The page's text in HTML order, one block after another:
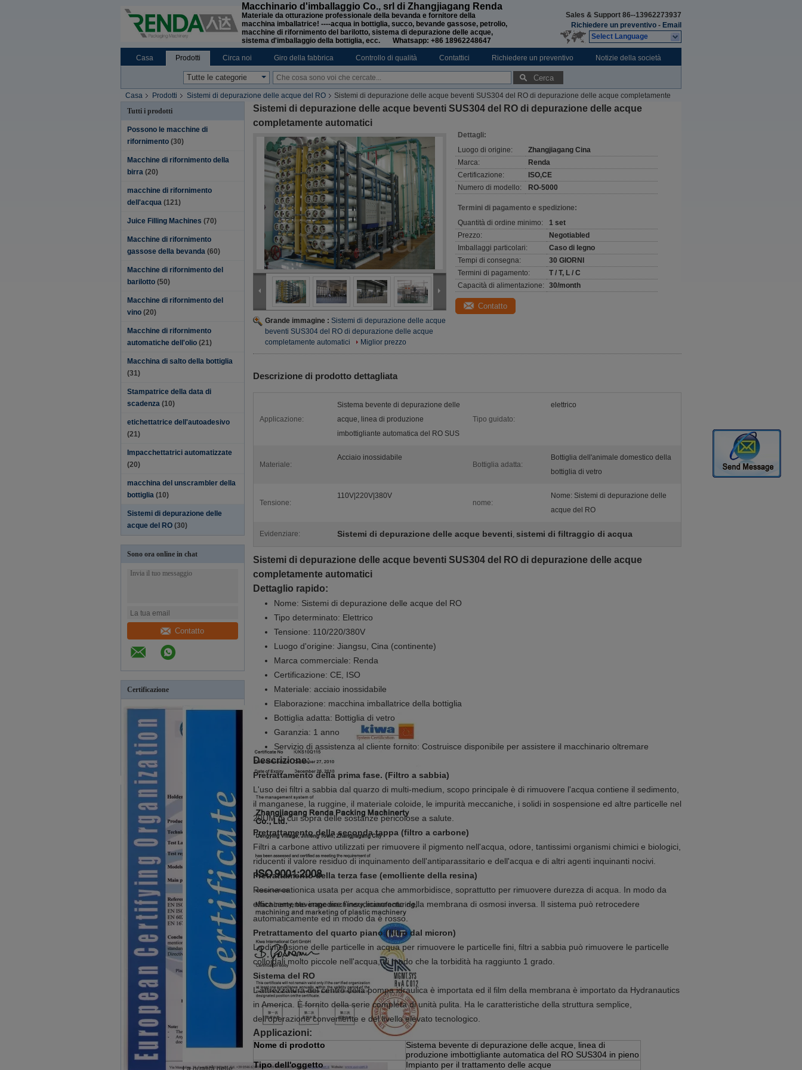
Macchinario d'imballaggio Co., srl di Zhangjiagang Renda
Materiale da otturazione professionale della bevanda e fornitore della
macchina imballatrice! ----acqua in bottiglia, succo, bevande gassose, petrolio,
macchine di rifornimento del barilotto, sistema di depurazione delle acque,
sistema d'imballaggio della bottiglia, ecc. Whatsapp: +86 18962248647
Sales & Support 86--13962273937
Richiedere un preventivo - Email
Select Language
Casa Prodotti Circa noi Giro della fabbrica Controllo di qualità Contattici Richiedere un preventivo Notizie della società
Cerca
Casa Prodotti Sistemi di depurazione delle acque del RO
Sistemi di depurazione delle acque beventi SUS304 del RO di depurazione delle acque completamente
automatici
Tutti i prodotti
Possono le macchine di
rifornimento (30)
Macchine di rifornimento della
birra (20)
macchine di rifornimento
dell'acqua (121)
Juice Filling Machines (70)
Macchine di rifornimento
gassose della bevanda (60)
Macchine di rifornimento del
barilotto (50)
Macchine di rifornimento del
vino (20)
Macchine di rifornimento
automatiche dell'olio (21)
Macchina di salto della bottiglia
(31)
Stampatrice della data di
scadenza (10)
etichettatrice dell'autoadesivo
(21)
Impacchettatrici automatizzate
(20)
macchina del unscrambler della
bottiglia (10)
Sistemi di depurazione delle
acque del RO (30)
Sono ora online in chat
Contatto
Certificazione
Sistemi di depurazione delle acque beventi SUS304 del RO di depurazione delle acque
completamente automatici
Grande immagine : Sistemi di depurazione delle acque
beventi SUS304 del RO di depurazione delle acque
completamente automatici
Miglior prezzo
Dettagli:
Luogo di origine:
Zhangjiagang Cina
Marca:
Renda
Certificazione:
ISO,CE
Numero di modello:
RO-5000
Termini di pagamento e spedizione:
Quantità di ordine minimo:
1 set
Prezzo:
Negotiabled
Imballaggi particolari:
Caso di legno
Tempi di consegna:
30 GIORNI
Termini di pagamento:
T / T, L / C
Capacità di alimentazione: 30/month
Contatto
Descrizione di prodotto dettagliata
Applicazione:
Sistema bevente di depurazione delle
acque, linea di produzione
imbottigliante automatica del RO SUS
Tipo guidato:
elettrico
Materiale:
Acciaio inossidabile
Bottiglia adatta:
Bottiglia dell'animale domestico della
bottiglia di vetro
Tensione:
110V|220V|380V
nome:
Nome: Sistemi di depurazione delle
acque del RO
Evidenziare: Sistemi di depurazione delle acque beventi, sistemi di filtraggio di acqua
Sistemi di depurazione delle acque beventi SUS304 del RO di depurazione delle acque
completamente automatici
Dettaglio rapido:
Nome: Sistemi di depurazione delle acque del RO
Tipo determinato: Elettrico
Tensione: 110/220/380V
Luogo d'origine: Jiangsu, Cina (continente)
Marca commerciale: Renda
Certificazione: CE, ISO
Materiale: acciaio inossidabile
Elaborazione: macchina imballatrice della bottiglia
Bottiglia adatta: Bottiglia di vetro
Garanzia: 1 anno
Servizio di assistenza al cliente fornito: Costruisce disponibile per assistere il macchinario oltremare
Descrizione:
Pretrattamento della prima fase. (Filtro a sabbia)
L'uso dei filtri a sabbia dal quarzo di multi-medium, scopo principale è di rimuovere l'acqua contiene il sedimento,
il manganese, la ruggine, il materiale coloide, le impurità meccaniche, i solidi in sospensione ed altre particelle nel
20UM di cui sopra delle sostanze pericolose a salute.
Pretrattamento della seconda tappa (filtro a carbone)
Filtri a carbone attivo utilizzati per rimuovere il pigmento nell'acqua, odore, tantissimi organismi chimici e biologici,
riducenti il valore residuo di inquinamento dell'antiparassitario e dell'acqua e di altri agenti inquinanti nocivi.
Pretrattamento della terza fase (emolliente della resina)
Resina cationica usata per acqua che ammorbidisce, soprattutto per rimuovere durezza di acqua. In modo da
efficacemente impedire l'insudiciamento della membrana di osmosi inversa. Il sistema può retrocedere
automaticamente ed in modo da è rosso.
Pretrattamento del quarto piano (filtro dal micron)
La dimensione delle particelle in acqua per rimuovere le particelle fini, filtri a sabbia può rimuovere le particelle
colloidali molto piccole nell'acqua, di modo che la torbidità ha raggiunto 1 grado.
Sistema del RO
L'attrezzatura del centro della pompa idraulica è importata ed il film della membrana è importato da Hydranautics
in America. È fornito della serie completa di unità pulita. Ha le caratteristiche della struttura semplice,
dell'operazione conveniente e del livello elevato tecnologico.
Applicazioni:
Nome di prodotto
Sistema bevente di depurazione delle acque, linea di
produzione imbottigliante automatica del RO SUS304 in pieno
Tipo dell'oggetto
Impianto per il trattamento delle acque